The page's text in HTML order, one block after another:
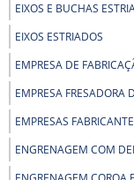
EIXOS E BUCHAS
EIXOS ESTRIADOS
EMPRESA DE
EMPRESA FRESADORA
EMPRESAS
ENGRENAGEM COM